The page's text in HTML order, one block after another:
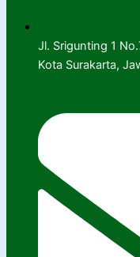
Jl. Srigunting 1
Kota Surakarta,